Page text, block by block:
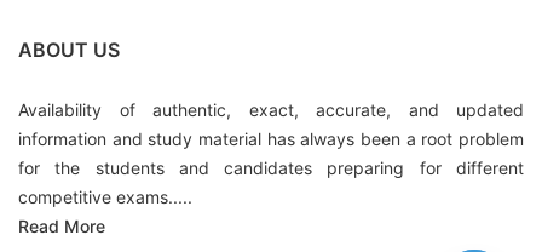
ABOUT US
Availability of authentic, exact, accurate, and updated
information and study material has always been a root problem
for the students and candidates preparing for different
competitive exams.....
Read More